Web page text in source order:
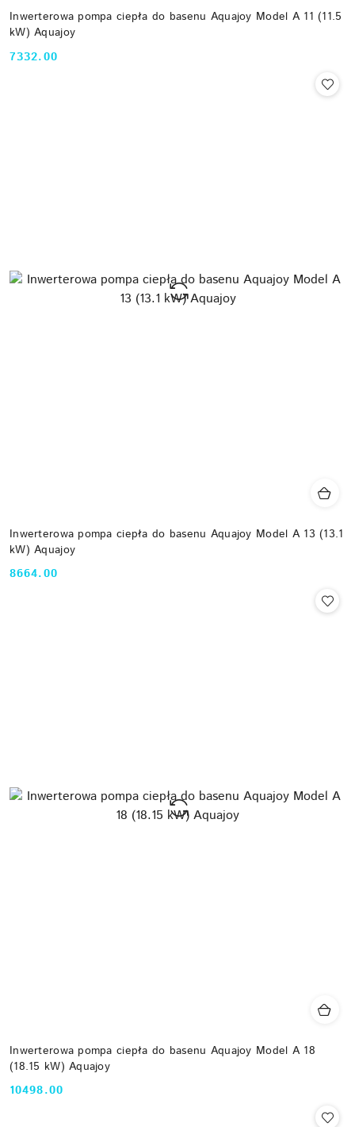
Inwerterowa pompa ciepła do basenu Aquajoy Model A 11 (11.5
kW) Aquajoy
Cena:
7332.00
Inwerterowa pompa ciepła do basenu Aquajoy Model A 13 (13.1
kW) Aquajoy
Cena:
8664.00
Inwerterowa pompa ciepła do basenu Aquajoy Model A 18
(18.15 kW) Aquajoy
Cena:
10498.00